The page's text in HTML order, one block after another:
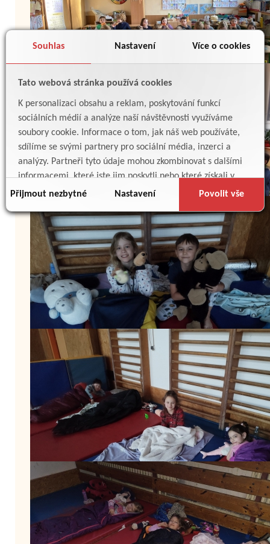
Souhlas Nastavení Více o cookies
Tato webová stránka používá cookies
K personalizaci obsahu a reklam, poskytování funkcí
sociálních médií a analýze naší návštěvnosti využíváme
soubory cookie. Informace o tom, jak náš web používáte,
sdílíme se svými partnery pro sociální média, inzerci a
analýzy. Partneři tyto údaje mohou zkombinovat s dalšími
informacemi, které jste jim poskytli nebo které získali v
důsledku toho, že používáte jejich služby.
Přijmout nezbytné Nastavení Povolit vše